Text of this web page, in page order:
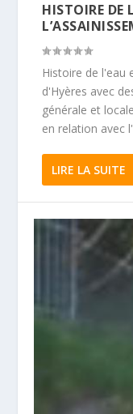
HISTOIRE DE
Histoire de l'eau
d'Hyères avec
générale et
en relation avec
LIRE LA SUITE